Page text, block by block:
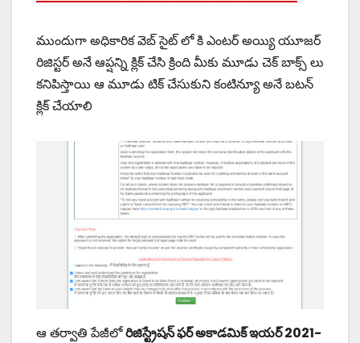
ముందుగా అధికారిక వెబ్ సైట్ లో కి ఎంటర్ అయ్యి యూజర్
రిజిస్టర్ అనే ఆప్షన్ని క్లిక్ చేసి క్రింది మీకు మూడు చెక్ బాక్స్ లు
కనిపిస్తాయి ఆ మూడు టిక్ చేసుకుని కంటిన్యూ అనే బటన్
క్లిక్ చేయాలి
ఆ తర్వాతి పేజీలోరిజిస్ట్రేషన్ ఫర్ అకాడమిక్ ఇయర్ 2021-